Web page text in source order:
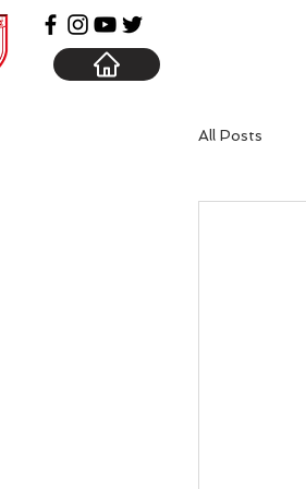
All Posts